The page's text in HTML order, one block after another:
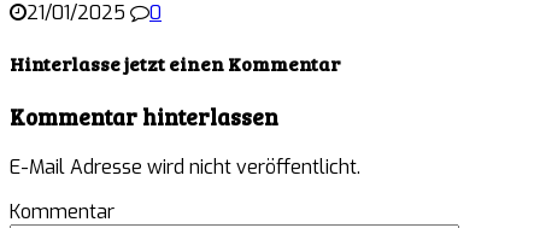
21/01/2025 0
Hinterlasse jetzt einen Kommentar
Kommentar hinterlassen
E-Mail Adresse wird nicht veröffentlicht.
Kommentar